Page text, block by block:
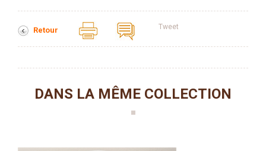
Retour Tweet
DANS LA MÊME COLLECTION